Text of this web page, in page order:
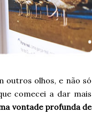
outros olhos, e não só
comecei a dar mais
vontade profunda de